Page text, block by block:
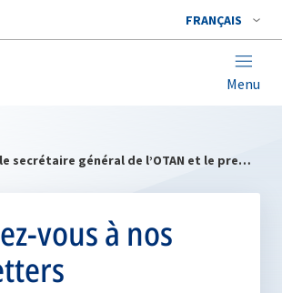
FRANÇAIS
Menu
Rencontre entre le secrétaire général de l’OTAN et le premier ministre du Royaume-Uni
vous à nos